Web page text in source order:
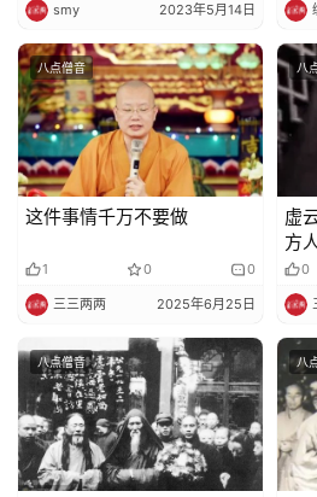
smy 2023年5月14日
八点僧音
这件事情千万不要做
1 0 0
三三两两 2025年6月25日
八
虚
方
0
八点僧音 八